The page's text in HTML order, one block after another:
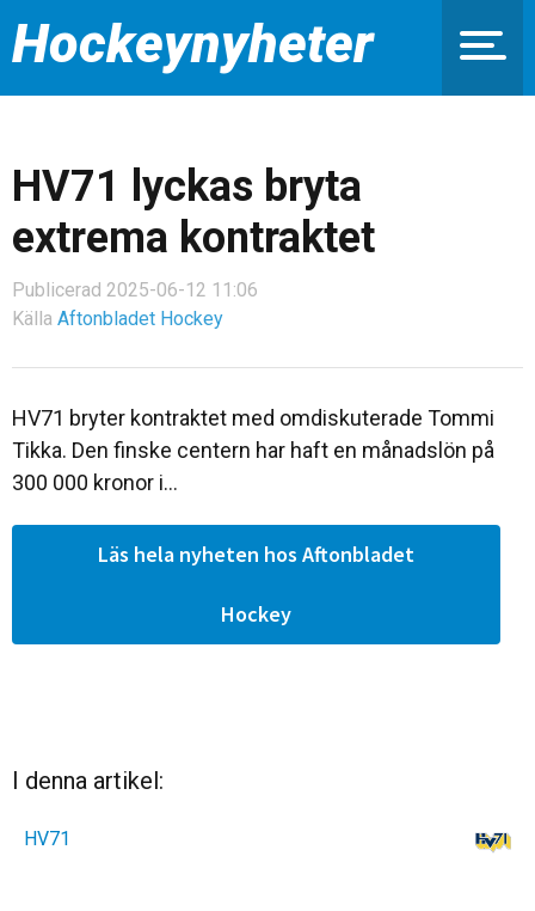
Hockeynyheter
HV71 lyckas bryta
extrema kontraktet
Publicerad 2025-06-12 11:06
Källa Aftonbladet Hockey
HV71 bryter kontraktet med omdiskuterade Tommi
Tikka. Den finske centern har haft en månadslön på
300 000 kronor i…
Läs hela nyheten hos Aftonbladet
Hockey
I denna artikel:
HV71